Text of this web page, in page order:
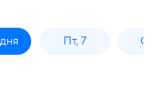
Пт, 7